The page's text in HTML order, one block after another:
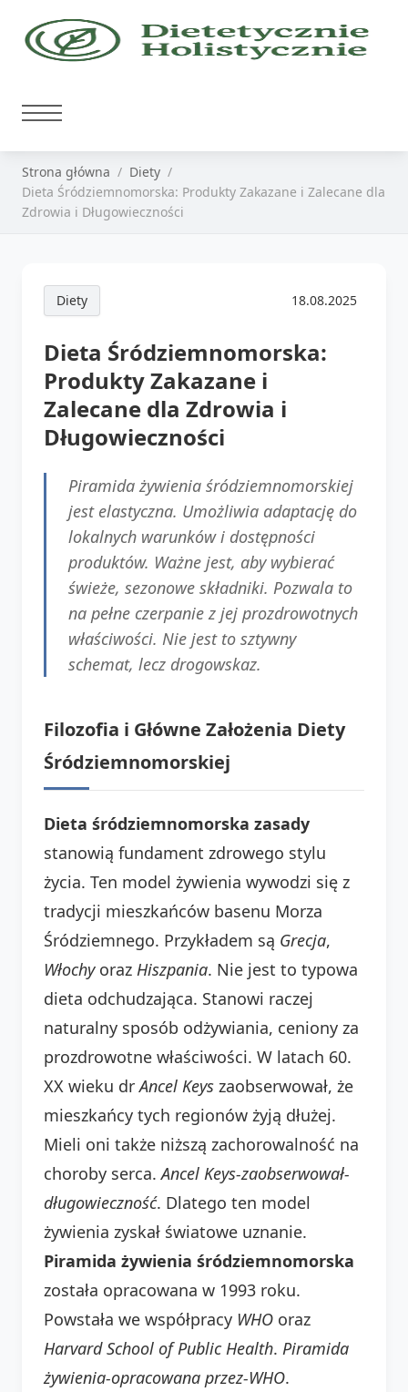
Strona główna
Diety
Dieta Śródziemnomorska: Produkty Zakazane i Zalecane dla
Zdrowia i Długowieczności
Diety 18.08.2025
Dieta Śródziemnomorska:
Produkty Zakazane i
Zalecane dla Zdrowia i
Długowieczności
Piramida żywienia śródziemnomorskiej
jest elastyczna. Umożliwia adaptację do
lokalnych warunków i dostępności
produktów. Ważne jest, aby wybierać
świeże, sezonowe składniki. Pozwala to
na pełne czerpanie z jej prozdrowotnych
właściwości. Nie jest to sztywny
schemat, lecz drogowskaz.
Filozofia i Główne Założenia Diety
Śródziemnomorskiej
Dieta śródziemnomorska zasady
stanowią fundament zdrowego stylu
życia. Ten model żywienia wywodzi się z
tradycji mieszkańców basenu Morza
Śródziemnego. Przykładem są Grecja,
Włochyoraz Hiszpania. Nie jest to typowa
dieta odchudzająca. Stanowi raczej
naturalny sposób odżywiania, ceniony za
prozdrowotne właściwości. W latach 60.
XX wieku drAncel Keys zaobserwował, że
mieszkańcy tych regionów żyją dłużej.
Mieli oni także niższą zachorowalność na
choroby serca.Ancel Keys-zaobserwował-
długowieczność. Dlatego ten model
żywienia zyskał światowe uznanie.
Piramida żywienia śródziemnomorska
została opracowana w 1993 roku.
Powstała we współpracy WHO oraz
Harvard School of Public Health. Piramida
żywienia-opracowana przez-WHO.